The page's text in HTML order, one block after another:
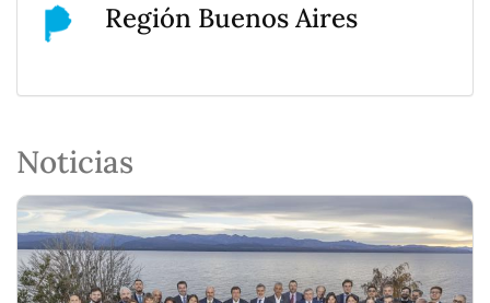
Región Buenos Aires
Noticias